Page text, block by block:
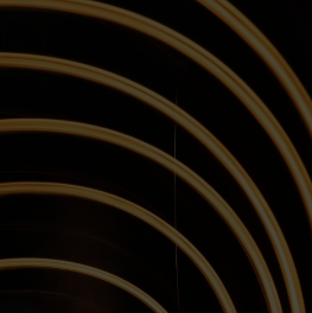
(методологов, коучей,
продуктовые команды
ПО
ИТ-инфраструктуры
услуг
в ИТ-ресурсах